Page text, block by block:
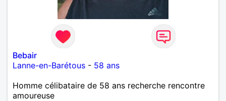
Bebair
Lanne-en-Barétous - 58 ans
Homme célibataire de 58 ans recherche rencontre
amoureuse